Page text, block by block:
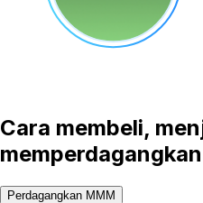
Cara membeli,
Perdagangkan MMM